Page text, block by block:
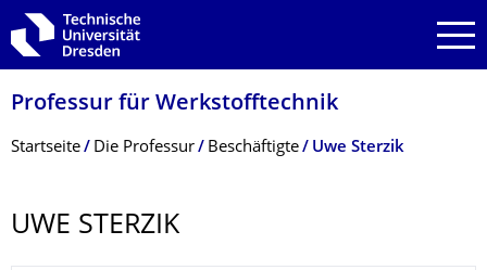
Zur Hauptnavigation springen
Zur Suche springen
Zum Inhalt springen
Professur für Werkstofftechnik
Breadcrumb-Menü
Startseite Die Professur Beschäftigte Uwe Sterzik
UWE STERZIK